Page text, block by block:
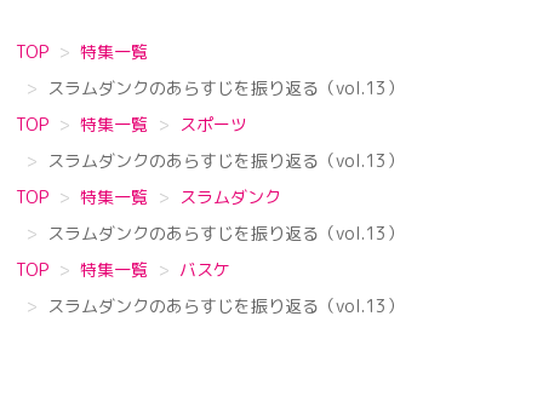
TOP
特集一覧
スラムダンクのあらすじを振り返る（vol.13）
TOP
特集一覧
スポーツ
スラムダンクのあらすじを振り返る（vol.13）
TOP
特集一覧
スラムダンク
スラムダンクのあらすじを振り返る（vol.13）
TOP
特集一覧
バスケ
スラムダンクのあらすじを振り返る（vol.13）